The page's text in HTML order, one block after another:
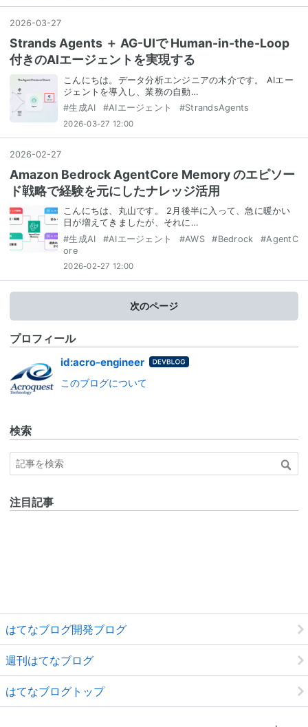
2026-03-27
Strands Agents ＋ AG-UIで Human-in-the-Loop
付きのAIエージェントを実現する
こんにちは。データ分析エンジニアの木介です。 AIエー
ジェントを導入し、業務の自動…
#生成AI #AIエージェント #StrandsAgents
2026-03-27 12:00
2026-02-27
Amazon Bedrock AgentCore Memory のエピソー
ド戦略で経験を元にしたナレッジ活用
こんにちは、丸山です。 2月後半に入って、急に暖かい
日が増えてきましたが、それに…
#生成AI #AIエージェント #AWS #Bedrock #AgentC
ore
2026-02-27 12:00
次のページ
プロフィール
id:acro-engineer はてな
このブログについて
検索
注目記事
はてなブログ開発ブログ
週刊はてなブログ
はてなブログトップ